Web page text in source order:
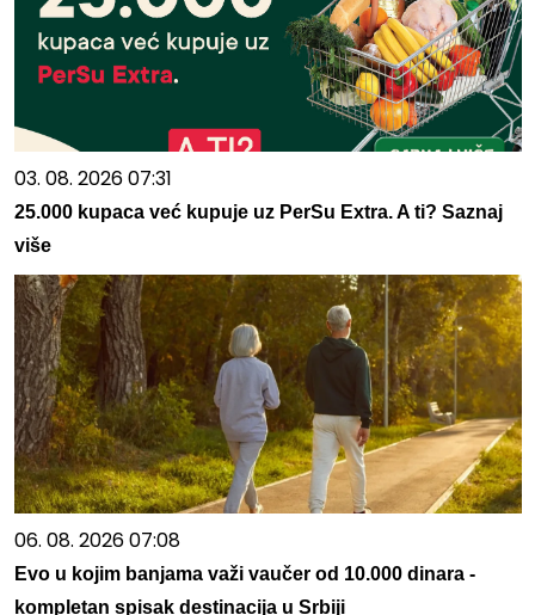
03. 08. 2026 07:31
25.000 kupaca već kupuje uz PerSu Extra. A ti? Saznaj
više
06. 08. 2026 07:08
Evo u kojim banjama važi vaučer od 10.000 dinara -
kompletan spisak destinacija u Srbiji